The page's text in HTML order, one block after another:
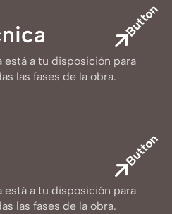
Button
está a tu disposición para
las fases de la obra.
Button
está a tu disposición para
las fases de la obra.